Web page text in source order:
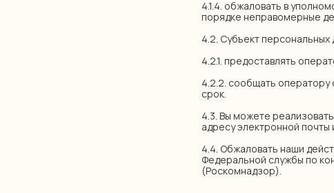
4.1.4. обжаловать в
порядке неправомерные
4.2. Субъект персональных
4.2.1. предоставлять
4.2.2. сообщать оператору
срок.
4.3. Вы можете
адресу электронной
4.4. Обжаловать наши
Федеральной службы по
(Роскомнадзор).